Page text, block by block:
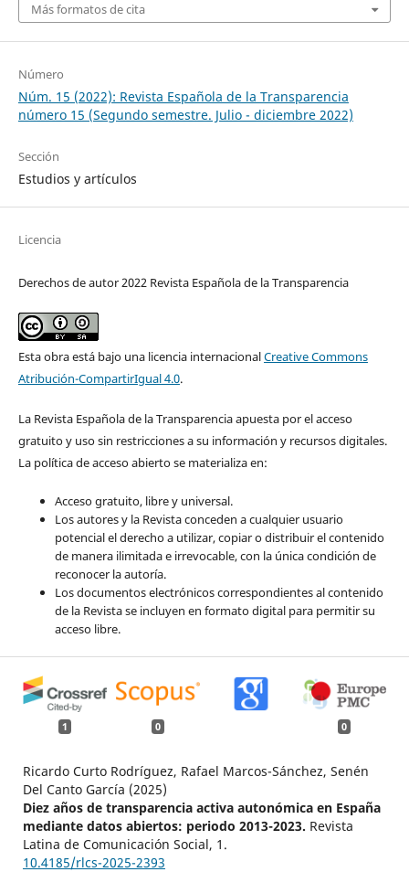
Más formatos de cita
Número
Núm. 15 (2022): Revista Española de la Transparencia
número 15 (Segundo semestre. Julio - diciembre 2022)
Sección
Estudios y artículos
Licencia
Derechos de autor 2022 Revista Española de la Transparencia
Esta obra está bajo una licencia internacionalCreative Commons
Atribución-CompartirIgual 4.0.
La Revista Española de la Transparencia apuesta por el acceso
gratuito y uso sin restricciones a su información y recursos digitales.
La política de acceso abierto se materializa en:
Acceso gratuito, libre y universal.
Los autores y la Revista conceden a cualquier usuario
potencial el derecho a utilizar, copiar o distribuir el contenido
de manera ilimitada e irrevocable, con la única condición de
reconocer la autoría.
Los documentos electrónicos correspondientes al contenido
de la Revista se incluyen en formato digital para permitir su
acceso libre.
1 0 0
Ricardo Curto Rodríguez, Rafael Marcos-Sánchez, Senén
Del Canto García (2025)
Diez años de transparencia activa autonómica en España
mediante datos abiertos: periodo 2013-2023. Revista
Latina de Comunicación Social, 1.
10.4185/rlcs-2025-2393